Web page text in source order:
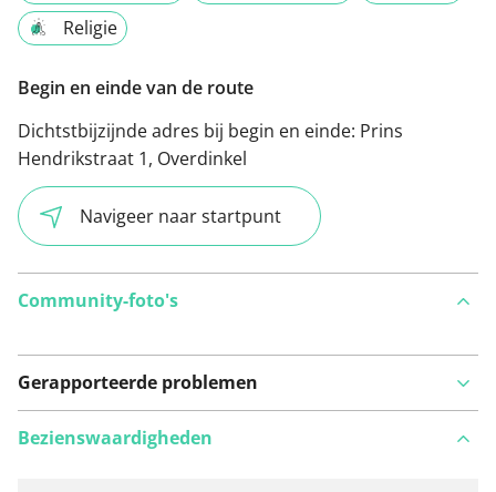
Religie
Begin en einde van de route
Dichtstbijzijnde adres bij begin en einde: Prins
Hendrikstraat 1, Overdinkel
Navigeer naar startpunt
Community-foto's
Gerapporteerde problemen
Bezienswaardigheden